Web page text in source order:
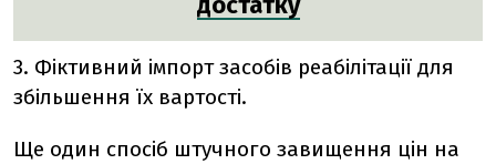
3. Фіктивний імпорт засобів реабілітації для
збільшення їх вартості.
Ще один спосіб штучного завищення цін на